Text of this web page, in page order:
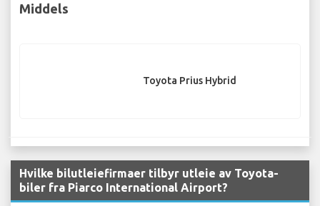
Middels
Toyota Prius Hybrid
Hvilke bilutleiefirmaer tilbyr utleie av Toyota-
biler fra Piarco International Airport?